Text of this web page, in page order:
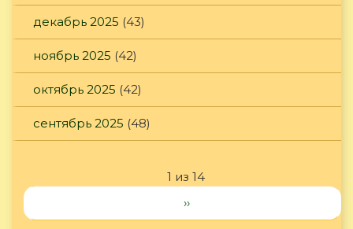
декабрь 2025 (43)
ноябрь 2025 (42)
октябрь 2025 (42)
сентябрь 2025 (48)
1 из 14
››